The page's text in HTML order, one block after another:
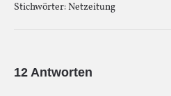
Stichwörter: Netzeitung
12 Antworten